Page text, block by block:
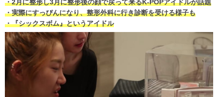
・2月に整形し3月に整形後の顔で戻って来るK-POPアイドルが話題
・実際にすっぴんになり、整形外科に行き診断を受ける様子も
・『シックスボム』というアイドル